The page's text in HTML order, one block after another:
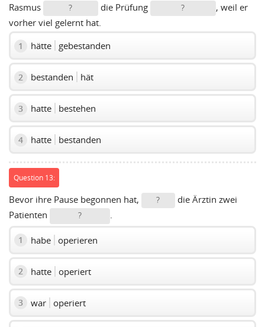
Rasmus ? die Prüfung ?
, weil er
vorher viel gelernt hat.
1 hätte gebestanden
2 bestanden hät
3 hatte bestehen
4 hatte bestanden
Question 13:
Bevor ihre Pause begonnen hat, ?
die Ärztin zwei
Patienten
? .
1 habe operieren
2 hatte operiert
3 war operiert